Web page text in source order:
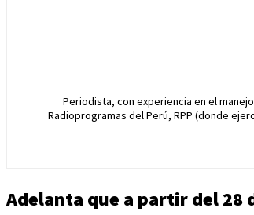
Periodista, con experiencia en el
Radioprogramas del Perú, RPP (donde
Adelanta que a partir del 28